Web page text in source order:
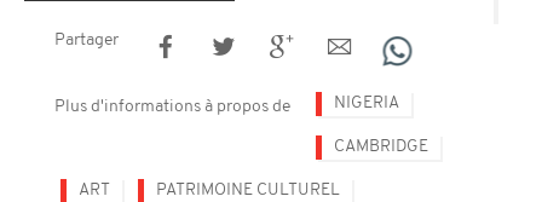
Partager
Plus d'informations à propos de NIGERIA
CAMBRIDGE
ART PATRIMOINE CULTUREL